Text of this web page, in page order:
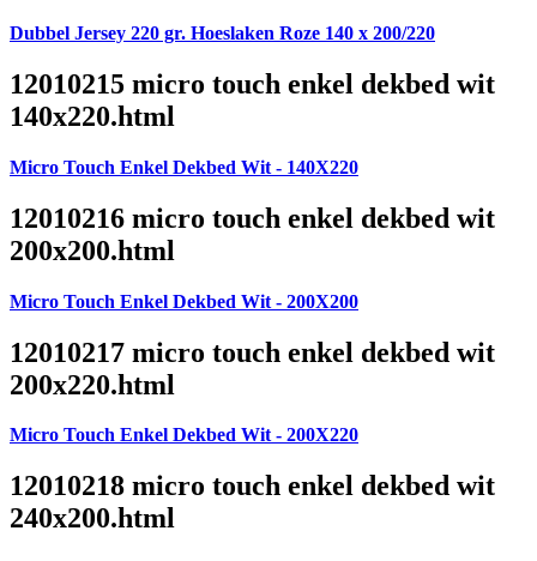
Dubbel Jersey 220 gr. Hoeslaken Roze 140 x 200/220
12010215 micro touch enkel dekbed wit
140x220.html
Micro Touch Enkel Dekbed Wit - 140X220
12010216 micro touch enkel dekbed wit
200x200.html
Micro Touch Enkel Dekbed Wit - 200X200
12010217 micro touch enkel dekbed wit
200x220.html
Micro Touch Enkel Dekbed Wit - 200X220
12010218 micro touch enkel dekbed wit
240x200.html